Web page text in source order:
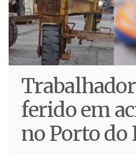
ferido em
no Porto do